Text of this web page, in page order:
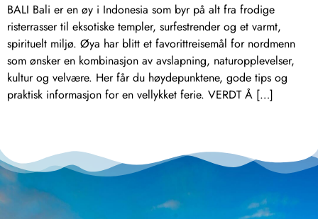
BALI Bali er en øy i Indonesia som byr på alt fra frodige
risterrasser til eksotiske templer, surfestrender og et varmt,
spirituelt miljø. Øya har blitt et favorittreisemål for nordmenn
som ønsker en kombinasjon av avslapning, naturopplevelser,
kultur og velvære. Her får du høydepunktene, gode tips og
praktisk informasjon for en vellykket ferie. VERDT Å […]